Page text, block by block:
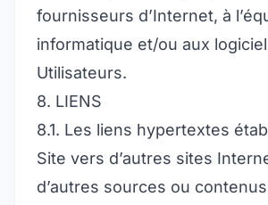
fournisseurs d’Internet, à
informatique et/ou aux
Utilisateurs.
8. LIENS
8.1. Les liens hypertextes
Site vers d’autres sites
d’autres sources ou